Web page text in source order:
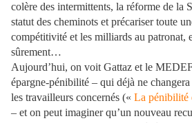
colère des intermittents, la réforme de la
statut des cheminots et précariser toute
compétitivité et les milliards au patronat,
sûrement…
Aujourd’hui, on voit Gattaz et le
épargne-pénibilité – qui déjà ne
les travailleurs concernés (« La pénibilité
– et on peut imaginer qu’un nouveau